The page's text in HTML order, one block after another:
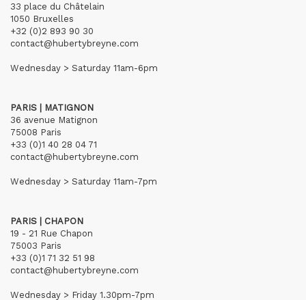
33 place du Châtelain
1050 Bruxelles
+32 (0)2 893 90 30
contact@hubertybreyne.com
Wednesday > Saturday 11am-6pm
PARIS | MATIGNON
36 avenue Matignon
75008 Paris
+33 (0)1 40 28 04 71
contact@hubertybreyne.com
Wednesday > Saturday 11am-7pm
PARIS | CHAPON
19 - 21 Rue Chapon
75003 Paris
+33 (0)1 71 32 51 98
contact@hubertybreyne.com
Wednesday > Friday 1.30pm-7pm